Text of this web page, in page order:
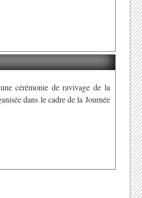
cérémonie de ravivage de la
dans le cadre de la Journée